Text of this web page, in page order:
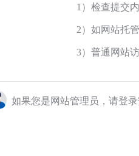
1）检查提交
2）如网站托
3）普通网站
如果您是网站管理员，请登